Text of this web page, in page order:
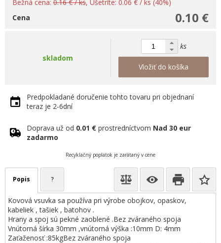
Bežná cena: 0.16 € / ks, Ušetríte: 0.06 € / ks (40%)
0.10 €
Cena
skladom
ks
Vložiť do košíka
Predpokladané doručenie tohto tovaru pri objednaní
teraz je 2-6dní
Doprava už od 0.01 € prostredníctvom Nad 30 eur
zadarmo
Recyklačný poplatok je zarátaný v cene
Popis ?
Kovová vsuvka sa používa pri výrobe obojkov, opaskov,
kabeliek , tašiek , batohov .
Hrany a spoj sú pekné zaoblené .Bez zváraného spoja
Vnútorná šírka 30mm ,vnútorná výška :10mm D: 4mm
Zaťaženosť :85kgBez zváraného spoja